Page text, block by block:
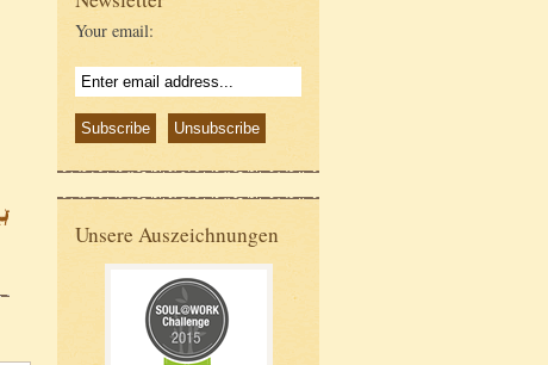
Your email:
Unsere Auszeichnungen